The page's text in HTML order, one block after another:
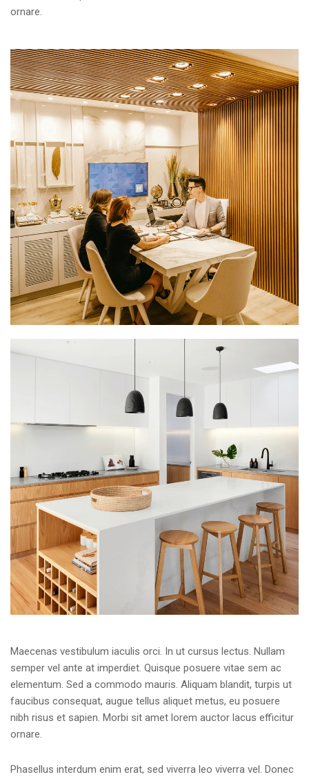
ornare.
Maecenas vestibulum iaculis orci. In ut cursus lectus. Nullam
semper vel ante at imperdiet. Quisque posuere vitae sem ac
elementum. Sed a commodo mauris. Aliquam blandit, turpis ut
faucibus consequat, augue tellus aliquet metus, eu posuere
nibh risus et sapien. Morbi sit amet lorem auctor lacus efficitur
ornare.
Phasellus interdum enim erat, sed viverra leo viverra vel. Donec